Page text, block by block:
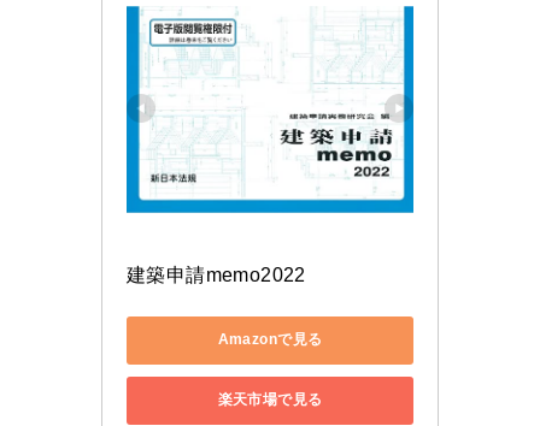
建築申請memo2022
Amazonで見る
楽天市場で見る